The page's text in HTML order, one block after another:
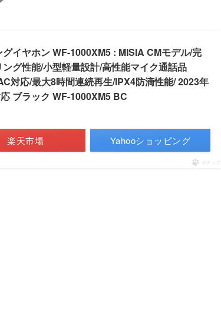
イヤホン WF-1000XM5 : MISIA CMモデル/完
グ性能/小型軽量設計/高性能マイク通話品
応/最大8時間連続再生/IPX4防滴性能/ 2023年
ブラック WF-1000XM5 BC
楽天市場 Yahooショッピング
ポチップ